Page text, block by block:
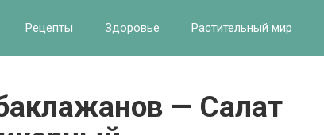
Рецепты Здоровье Растительный мир
— Салат